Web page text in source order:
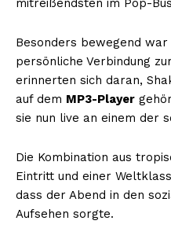
mitreißendsten im Pop-
Besonders bewegend
persönliche Verbindung
erinnerten sich daran,
auf dem MP3-Player
sie nun live an einem der
Die Kombination aus
Eintritt und einer
dass der Abend in den
Aufsehen sorgte.